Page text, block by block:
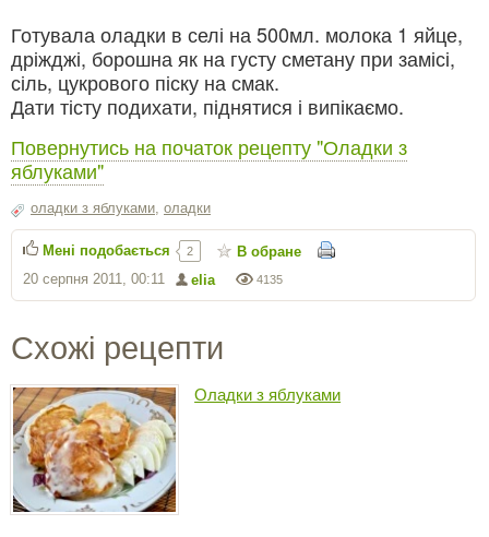
Готувала оладки в селі на 500мл. молока 1 яйце,
дріжджі, борошна як на густу сметану при замісі,
сіль, цукрового піску на смак.
Дати тісту подихати, піднятися і випікаємо.
Повернутись на початок рецепту "Оладки з
яблуками"
оладки з яблуками, оладки
4135
elia
20 серпня 2011, 00:11
Мені подобається 2 В обране
Схожі рецепти
Оладки з яблуками